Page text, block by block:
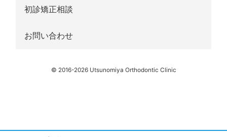
初診矯正相談
お問い合わせ
© 2016-2026 Utsunomiya Orthodontic Clinic